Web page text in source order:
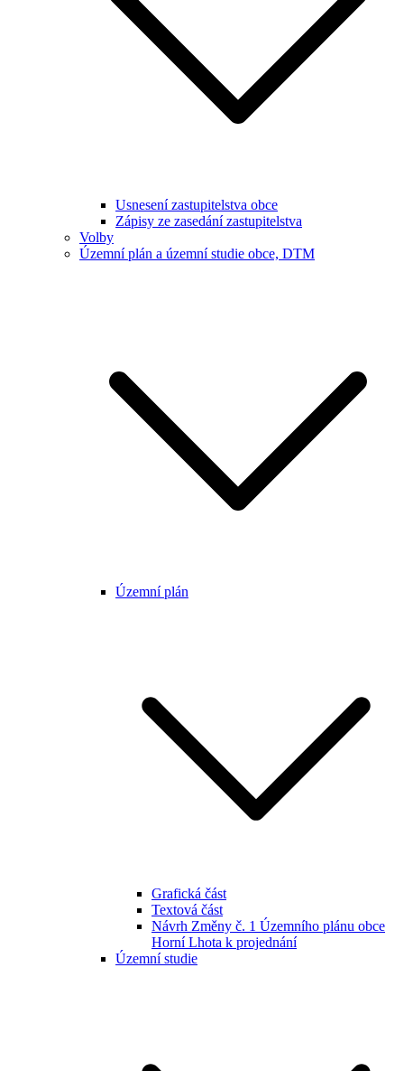
Usnesení zastupitelstva obce
Zápisy ze zasedání zastupitelstva
Volby
Územní plán a územní studie obce, DTM
Územní plán
Grafická část
Textová část
Návrh Změny č. 1 Územního plánu obce
Horní Lhota k projednání
Územní studie